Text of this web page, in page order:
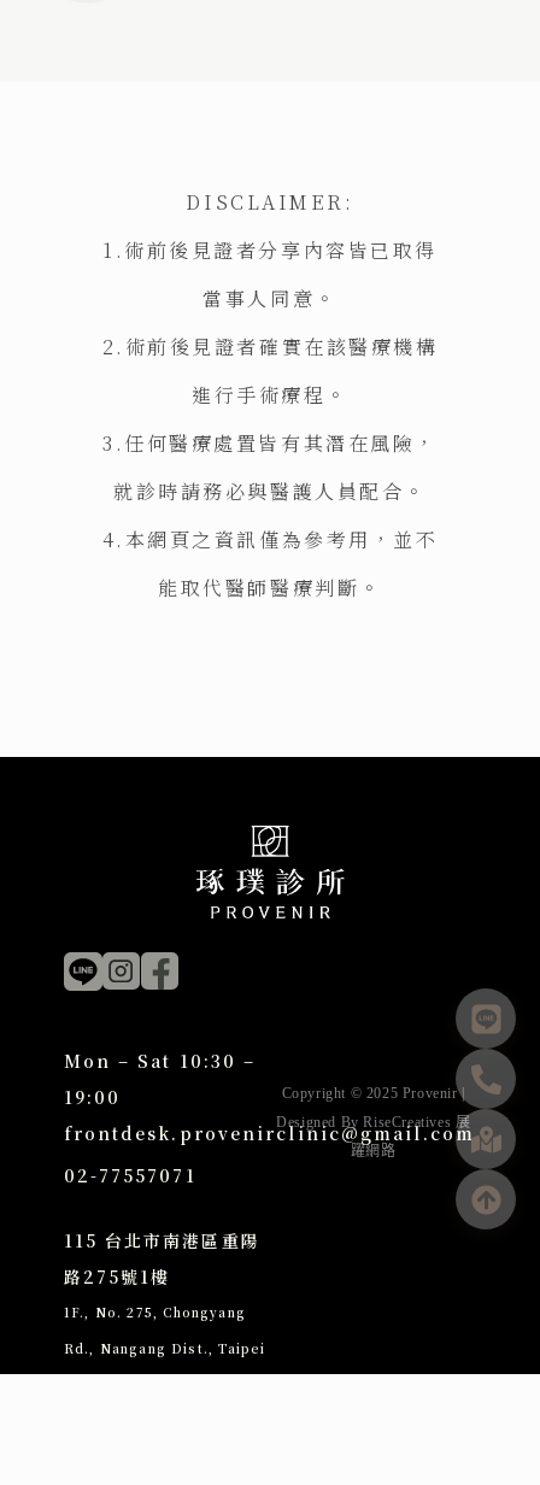
DISCLAIMER:
1.術前後見證者分享內容皆已取得
當事人同意。
2.術前後見證者確實在該醫療機構
進行手術療程。
3.任何醫療處置皆有其潛在風險，
就診時請務必與醫護人員配合。
4.本網頁之資訊僅為參考用，並不
能取代醫師醫療判斷。
Mon – Sat 10:30 –
19:00
frontdesk.provenirclinic@gmail.com
02-77557071
115 台北市南港區重陽
路275號1樓
1F., No. 275, Chongyang
Rd., Nangang Dist., Taipei
Copyright © 2025 Provenir |
Designed ByRiseCreatives 展
躍網路